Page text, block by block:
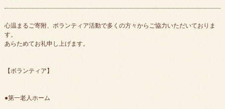
心温まるご寄附、ボランティア活動で多くの方々からご協力いただいておりま
す。
あらためてお礼申し上げます。
【ボランティア】
●第一老人ホーム